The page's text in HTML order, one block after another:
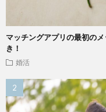
マッチングアプリの最初の
き！
婚活